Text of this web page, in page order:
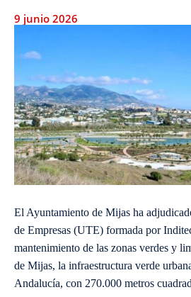
9 junio 2026
El Ayuntamiento de Mijas ha
de Empresas (UTE) formada por
mantenimiento de las zonas verdes y
de Mijas, la infraestructura verde
Andalucía, con 270.000 metros